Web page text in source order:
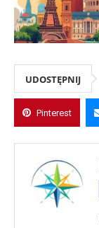
UDOSTĘPNIJ
Pinterest